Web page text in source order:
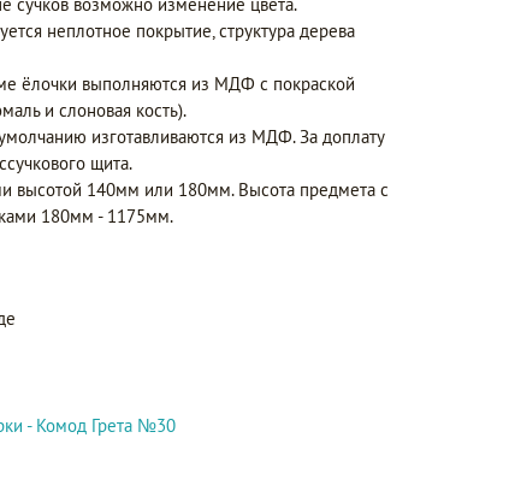
неплотное покрытие, структура дерева
ёлочки выполняются из МДФ с покраской
и слоновая кость).
изготавливаются из МДФ. За доплату
щита.
высотой 140мм или 180мм. Высота предмета с
180мм - 1175мм.
- Комод Грета №30